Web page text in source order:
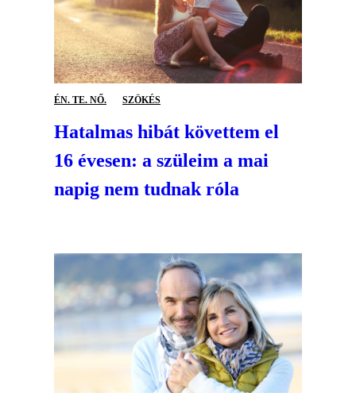
ÉN. TE. NŐ. SZÖKÉS
Hatalmas hibát követtem el
16 évesen: a szüleim a mai
napig nem tudnak róla